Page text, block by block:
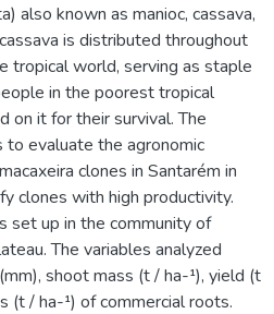
also known as manioc, cassava,
is distributed throughout
tropical world, serving as staple
in the poorest tropical
on it for their survival. The
evaluate the agronomic
clones in Santarém in
clones with high productivity.
set up in the community of
The variables analyzed
shoot mass (t / ha-¹), yield (t
(t / ha-¹) of commercial roots.